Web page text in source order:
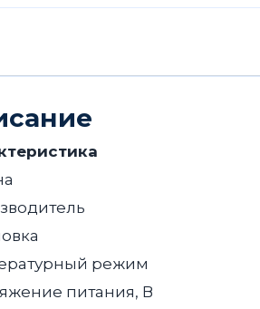
режим
питания, В